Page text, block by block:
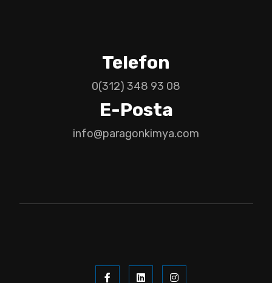
Telefon
0(312) 348 93 08
E-Posta
info@paragonkimya.com